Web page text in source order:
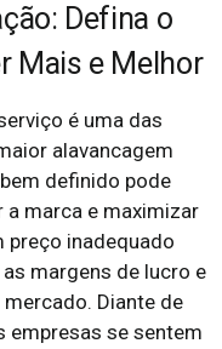
Defina o
Mais e Melhor
é uma das
alavancagem
definido pode
marca e maximizar
preço inadequado
margens de lucro e
Diante de
empresas se sentem